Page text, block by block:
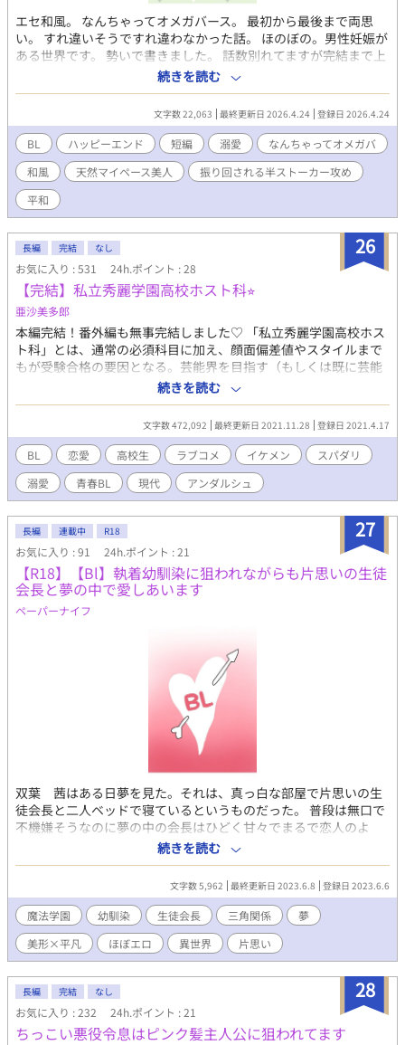
エセ和風。 なんちゃってオメガバース。 最初から最後まで両思
い。 すれ違いそうですれ違わなかった話。 ほのぼの。男性妊娠が
ある世界です。 勢いで書きました。 話数別れてますが完結まで上
げてます。 深く考えずにお読みください。 他サイト同時掲載で
す。
続きを読む
文字数 22,063 最終更新日 2026.4.24 登録日 2026.4.24
BL ハッピーエンド 短編 溺愛
なんちゃってオメガバ
和風
天然マイペース美人
振り回される半ストーカー攻め
平和
26
長編 完結 なし
お気に入り : 531 24h.ポイント : 28
【完結】私立秀麗学園高校ホスト科⭐︎
亜沙美多郎
本編完結！番外編も無事完結しました♡ 「私立秀麗学園高校ホス
ト科」とは、通常の必須科目に加え、顔面偏差値やスタイルまで
もが受験合格の要因となる。芸能界を目指す（もしくは既に芸能
活動をしている）人が多く在籍している男子校。 そんな煌びやか
な高校に、中学生まで虐められっ子だった僕が何故か合格！ 更に
いきなり生徒会に入るわ、両思いになるわ……一体何が起こって
るんでしょう……。 これまでとは真逆の生活を送る事に戸惑いな
がらも、好きな人の為、自分の為に強くなろうと奮闘する毎日。
友達や恋人に守られながらも、無自覚に周りをキュンキュンさせ
る二階堂椿に周りもどんどん魅力されていき…… 椿の恋と友情の
1年間を追ったストーリーです。 .₊̣̇.ෆ˟̑*̑˚̑*̑˟̑ෆ.₊̣̇.ෆ˟̑*̑˚̑*̑˟̑ෆ.₊̣̇.ෆ˟̑*̑˚̑*̑˟̑ෆ.₊̣̇.ෆ
˟̑*̑˚̑*̑˟̑ෆ.₊̣̇ ※R-18バージョンはムーンライトノベルズさんに投稿して
います。アルファポリスは全年齢対象となっております。 ※お気
に入り登録、しおり、ありがとうございます！投稿の励みになり
ます。 楽しんで頂けると幸いです(^^) 今後ともどうぞ宜しくお願
いします♪ ※誤字脱字、見つけ次第コッソリ直しております。す
みません(T ^ T)
続きを読む
文字数 472,092 最終更新日 2021.11.28 登録日 2021.4.17
BL 恋愛 高校生 ラブコメ イケメン
スパダリ
溺愛
青春BL 現代 アンダルシュ
27
長編 連載中 R18
お気に入り : 91 24h.ポイント : 21
【R18】【Bl】執着幼馴染に狙われながらも片思いの生徒
会長と夢の中で愛しあいます
ペーパーナイフ
双葉 茜はある日夢を見た。それは、真っ白な部屋で片思いの生
徒会長と二人ベッドで寝ているというものだった。 普段は無口で
不機嫌そうなのに夢の中の会長はひどく甘々でまるで恋人のよ
う。 夢の中で両思いになってあんなことやそんなことをするけ
ど…。これって本当に夢なんだよね？！ そして現実では幼馴染の
ルカから告白されてしまう。 「俺じゃだめなの…？こうやって俺
を会長の代わりにしてくれていいから…茜に触れさせて」 二人の
イケメンと体の関係を持ってしまった茜は最後にどちらを選ぶの
か。 注意⚠ ほぼエロ リバ妊娠なし。色々大丈夫な人向け
続きを読む
文字数 5,962 最終更新日 2023.6.8 登録日 2023.6.6
魔法学園 幼馴染 生徒会長 三角関係
夢
美形×平凡
ほぼエロ 異世界 片思い
28
長編 完結 なし
お気に入り : 232 24h.ポイント : 21
ちっこい悪役令息はピンク髪主人公に狙われてます